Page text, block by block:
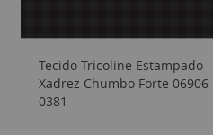
Tecido Tricoline Estampado
Xadrez Chumbo Forte 06906-
0381